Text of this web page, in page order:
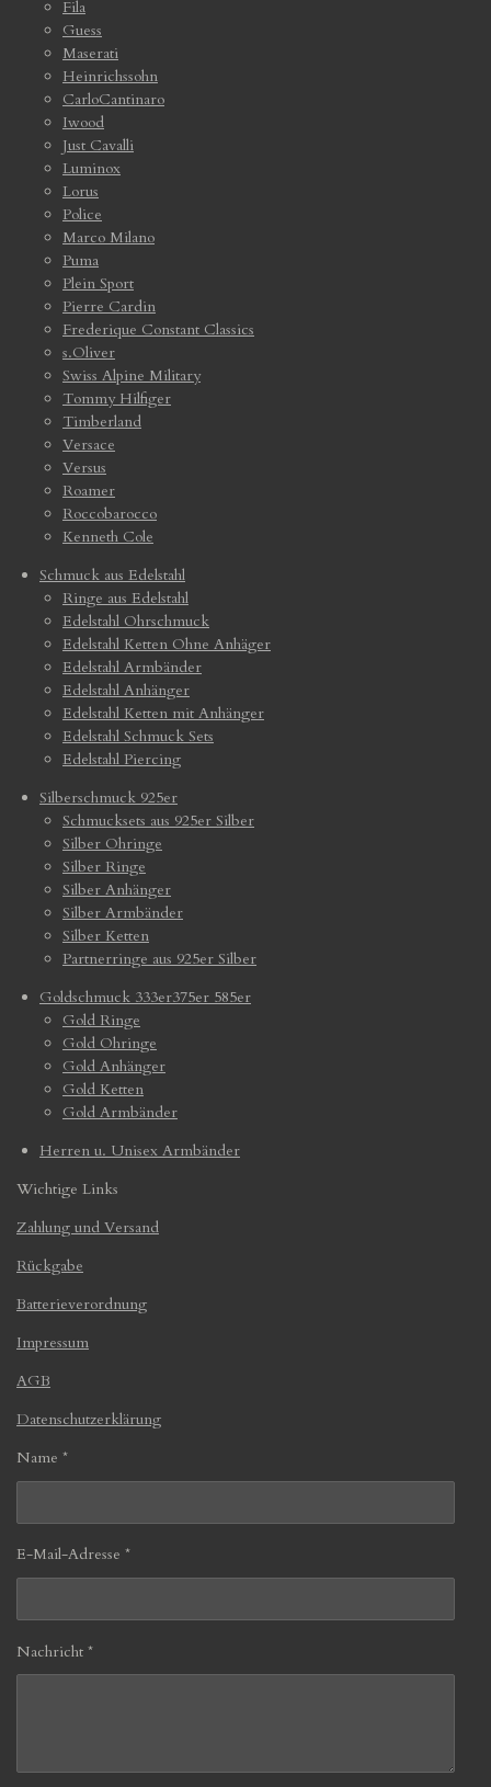
Fila
Guess
Maserati
Heinrichssohn
CarloCantinaro
Iwood
Just Cavalli
Luminox
Lorus
Police
Marco Milano
Puma
Plein Sport
Pierre Cardin
Frederique Constant Classics
s.Oliver
Swiss Alpine Military
Tommy Hilfiger
Timberland
Versace
Versus
Roamer
Roccobarocco
Kenneth Cole
Schmuck aus Edelstahl
Ringe aus Edelstahl
Edelstahl Ohrschmuck
Edelstahl Ketten Ohne Anhäger
Edelstahl Armbänder
Edelstahl Anhänger
Edelstahl Ketten mit Anhänger
Edelstahl Schmuck Sets
Edelstahl Piercing
Silberschmuck 925er
Schmucksets aus 925er Silber
Silber Ohringe
Silber Ringe
Silber Anhänger
Silber Armbänder
Silber Ketten
Partnerringe aus 925er Silber
Goldschmuck 333er375er 585er
Gold Ringe
Gold Ohringe
Gold Anhänger
Gold Ketten
Gold Armbänder
Herren u. Unisex Armbänder
Wichtige Links
Zahlung und Versand
Rückgabe
Batterieverordnung
Impressum
AGB
Datenschutzerklärung
Name *
E-Mail-Adresse *
Nachricht *